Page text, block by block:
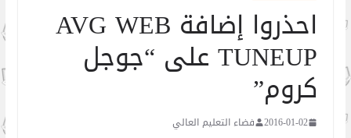
احذروا إضافة AVG WEB
TUNEUP على “جوجل
كروم”
2016-01-02 فضاء التعليم العالي